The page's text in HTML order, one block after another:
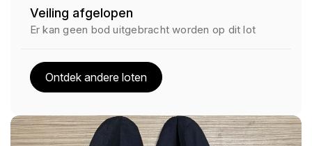
Veiling afgelopen
Er kan geen bod uitgebracht worden op dit lot
Ontdek andere loten